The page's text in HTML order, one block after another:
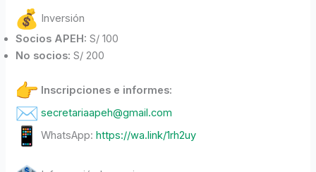
Inversión
Socios APEH: S/ 100
No socios: S/ 200
Inscripciones e informes:
secretariaapeh@gmail.com
WhatsApp: https://wa.link/1rh2uy